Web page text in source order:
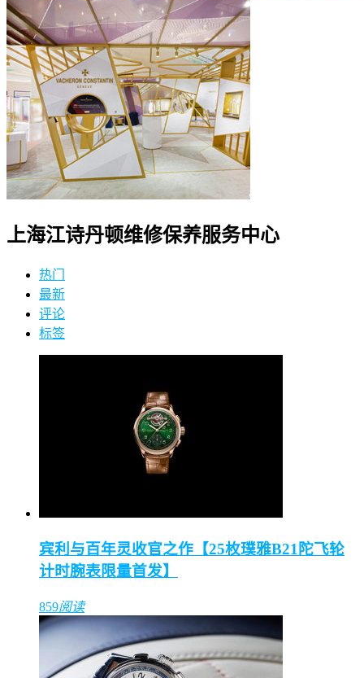
上海江诗丹顿维修保养服务中心
热门
最新
评论
标签
宾利与百年灵收官之作【25枚璞雅B21陀飞轮
计时腕表限量首发】
859阅读